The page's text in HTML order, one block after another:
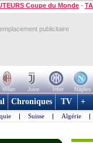
Coupe du Monde -
emplacement publicitaire
Milan Juve Inter Naples
Chroniques TV +
| Suisse | Algérie |